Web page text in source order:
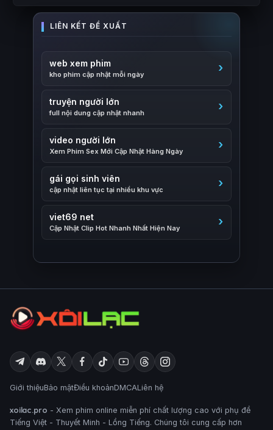
web xem phim
kho phim cập nhật mỗi ngày
truyện người lớn
full nội dung cập nhật nhanh
video người lớn
Xem Phim Sex Mới Cập Nhật Hàng Ngày
gái gọi sinh viên
cập nhật liên tục tại nhiều khu vực
viet69 net
Cập Nhật Clip Hot Nhanh Nhất Hiện Nay
Giới thiệuBảo mậtĐiều khoảnDMCALiên hệ
xoilac.pro - Xem phim online miễn phí chất lượng cao với phụ đề
Tiếng Việt - Thuyết Minh - Lồng Tiếng. Chúng tôi cung cấp hơn